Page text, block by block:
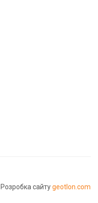
Розробка сайтуgeotlon.com